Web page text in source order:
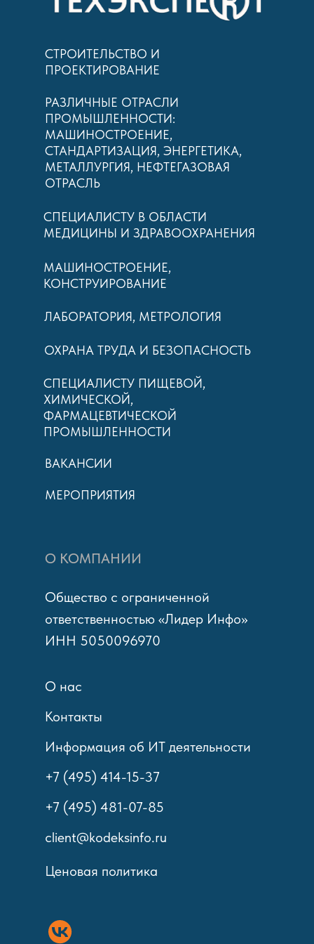
СТРОИТЕЛЬСТВО И
ПРОЕКТИРОВАНИЕ
РАЗЛИЧНЫЕ ОТРАСЛИ
ПРОМЫШЛЕННОСТИ:
МАШИНОСТРОЕНИЕ,
СТАНДАРТИЗАЦИЯ, ЭНЕРГЕТИКА,
МЕТАЛЛУРГИЯ, НЕФТЕГАЗОВАЯ
ОТРАСЛЬ
СПЕЦИАЛИСТУ В ОБЛАСТИ
МЕДИЦИНЫ И ЗДРАВООХРАНЕНИЯ
МАШИНОСТРОЕНИЕ,
КОНСТРУИРОВАНИЕ
ЛАБОРАТОРИЯ, МЕТРОЛОГИЯ
ОХРАНА ТРУДА И БЕЗОПАСНОСТЬ
СПЕЦИАЛИСТУ ПИЩЕВОЙ,
ХИМИЧЕСКОЙ,
ФАРМАЦЕВТИЧЕСКОЙ
ПРОМЫШЛЕННОСТИ
ВАКАНСИИ
МЕРОПРИЯТИЯ
+7 (495) 414-15-37
+7 (495) 481-07-85
client@kodeksinfo.ru
Информация об ИТ деятельности
Ценовая политика
Контакты
О нас
О КОМПАНИИ
Общество с ограниченной
ответственностью «Лидер Инфо»
ИНН 5050096970